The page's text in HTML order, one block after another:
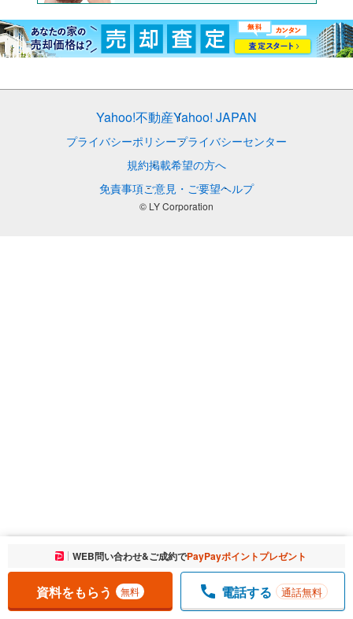
お気に入りに追加しました。 一覧を開く
WEB問い合わせ&ご成約でPayPayポイントプレゼント
資料をもらう 無料 電話する 通話無料
Yahoo!不動産Yahoo! JAPAN
プライバシーポリシープライバシーセンター
規約掲載希望の方へ
免責事項ご意見・ご要望ヘルプ
© LY Corporation